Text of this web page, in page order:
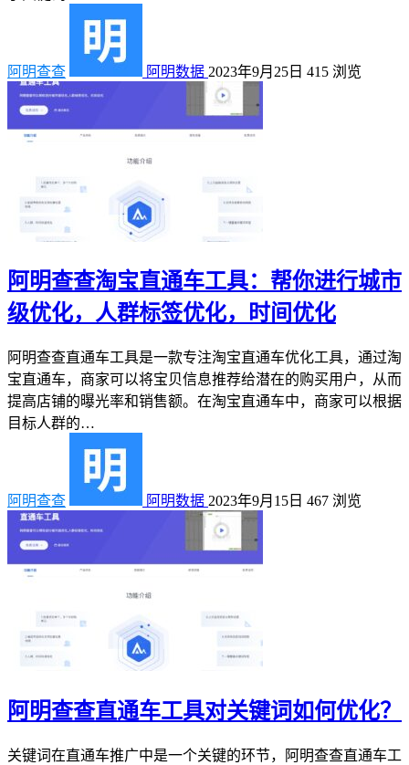
阿明查查 阿明数据 2023年9月25日 415 浏览
阿明查查淘宝直通车工具：帮你进行城市
级优化，人群标签优化，时间优化
阿明查查直通车工具是一款专注淘宝直通车优化工具，通过淘
宝直通车，商家可以将宝贝信息推荐给潜在的购买用户，从而
提高店铺的曝光率和销售额。在淘宝直通车中，商家可以根据
目标人群的…
阿明查查 阿明数据 2023年9月15日 467 浏览
阿明查查直通车工具对关键词如何优化？
关键词在直通车推广中是一个关键的环节，阿明查查直通车工